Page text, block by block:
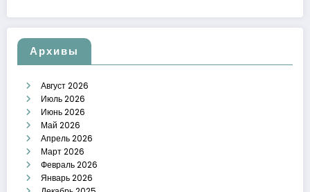
Архивы
Август 2026
Июль 2026
Июнь 2026
Май 2026
Апрель 2026
Март 2026
Февраль 2026
Январь 2026